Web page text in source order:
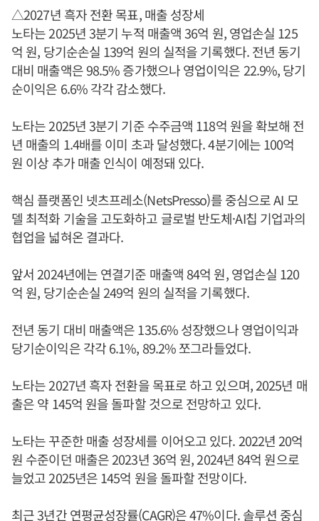
△2027년 흑자 전환 목표, 매출 성장세
노타는 2025년 3분기 누적 매출액 36억 원, 영업손실 125
억 원, 당기순손실 139억 원의 실적을 기록했다. 전년 동기
대비 매출액은 98.5% 증가했으나 영업이익은 22.9%, 당기
순이익은 6.6% 각각 감소했다.
노타는 2025년 3분기 기준 수주금액 118억 원을 확보해 전
년 매출의 1.4배를 이미 초과 달성했다. 4분기에는 100억
원 이상 추가 매출 인식이 예정돼 있다.
핵심 플랫폼인 넷츠프레소(NetsPresso)를 중심으로 AI 모
델 최적화 기술을 고도화하고 글로벌 반도체·AI칩 기업과의
협업을 넓혀온 결과다.
앞서 2024년에는 연결기준 매출액 84억 원, 영업손실 120
억 원, 당기순손실 249억 원의 실적을 기록했다.
전년 동기 대비 매출액은 135.6% 성장했으나 영업이익과
당기순이익은 각각 6.1%, 89.2% 쪼그라들었다.
노타는 2027년 흑자 전환을 목표로 하고 있으며, 2025년 매
출은 약 145억 원을 돌파할 것으로 전망하고 있다.
노타는 꾸준한 매출 성장세를 이어오고 있다. 2022년 20억
원 수준이던 매출은 2023년 36억 원, 2024년 84억 원으로
늘었고 2025년은 145억 원을 돌파할 전망이다.
최근 3년간 연평균성장률(CAGR)은 47%이다. 솔루션 중심